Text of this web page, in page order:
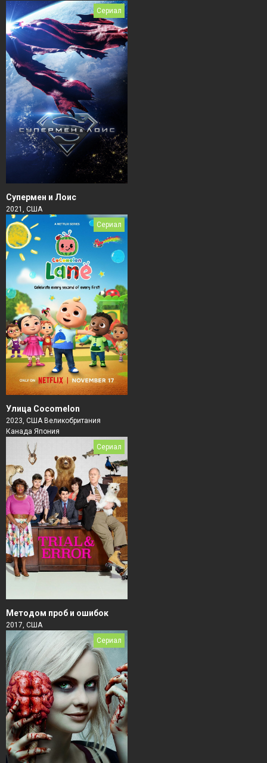
Сериал
Супермен и Лоис
2021, США
Сериал
Улица Cocomelon
2023, США Великобритания
Канада Япония
Сериал
Методом проб и ошибок
2017, США
Сериал